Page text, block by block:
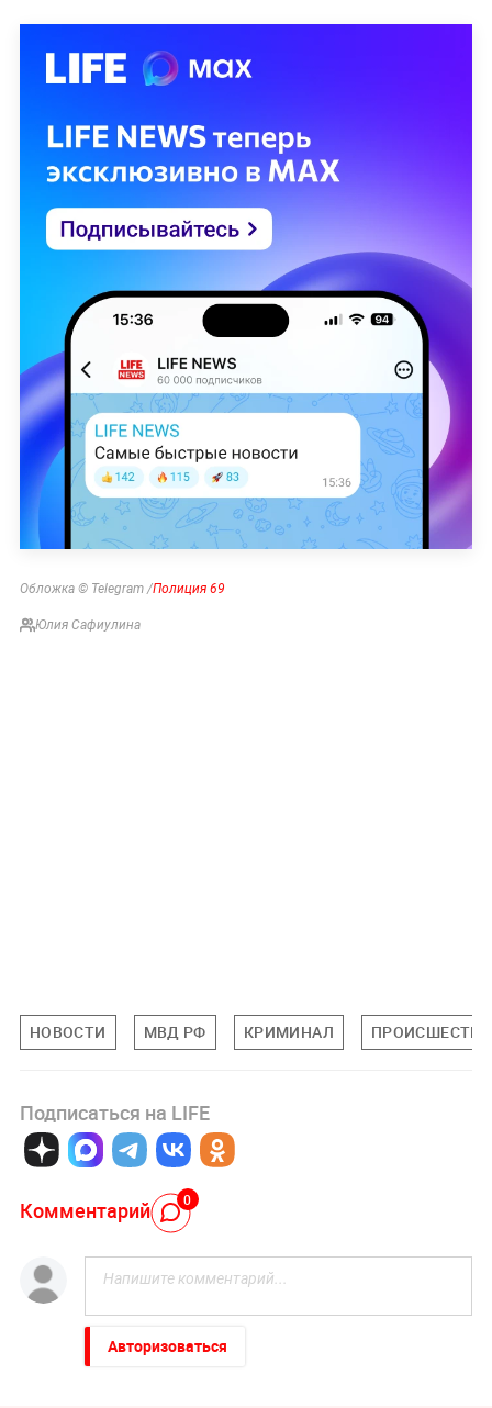
Обложка © Telegram /Полиция 69
Юлия Сафиулина
НОВОСТИ МВД РФ КРИМИНАЛ
Подписаться на LIFE
Комментарий 0
Авторизоваться